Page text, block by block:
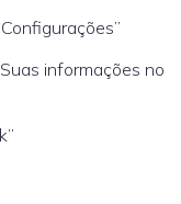
informações no